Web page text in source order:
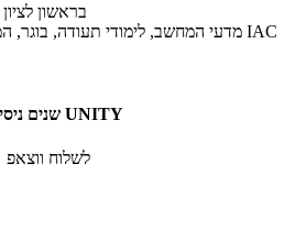
בראשון לציון
מדעי המחשב, לימודי תעודה, בוגר, המכללה הישראלית לאנימציה IAC
5 שנים ניסיון בפיפתוח משחקי מחשב UNITY
לשלוח ווצאפ